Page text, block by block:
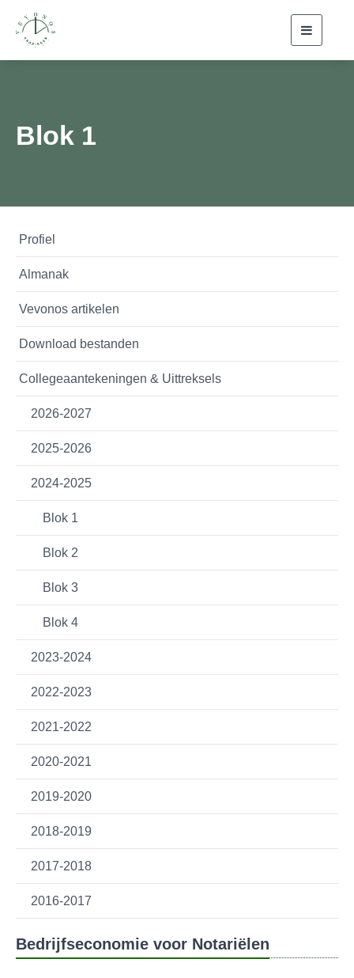
Blok 1
Profiel
Almanak
Vevonos artikelen
Download bestanden
Collegeaantekeningen & Uittreksels
2026-2027
2025-2026
2024-2025
Blok 1
Blok 2
Blok 3
Blok 4
2023-2024
2022-2023
2021-2022
2020-2021
2019-2020
2018-2019
2017-2018
2016-2017
Bedrijfseconomie voor Notariëlen